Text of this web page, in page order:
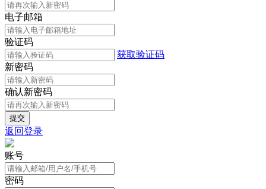
电子邮箱
验证码
获取验证码
新密码
确认新密码
返回登录
账号
密码